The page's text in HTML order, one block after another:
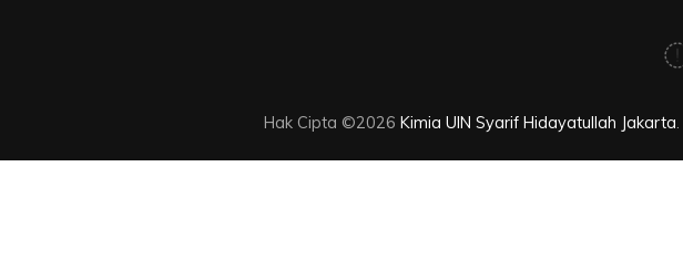
Hak Cipta ©2026 Kimia UIN Syarif Hidayatullah Jakarta.